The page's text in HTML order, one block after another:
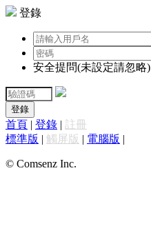
登錄
安全提問(未設定請忽略)
登錄
首頁 | 登錄 | 註冊
標準版 | 觸屏版 | 電腦版 |
© Comsenz Inc.